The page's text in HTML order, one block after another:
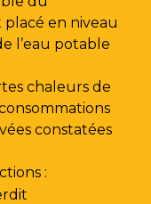
en niveau
l’eau potable
chaleurs de
constatées
: